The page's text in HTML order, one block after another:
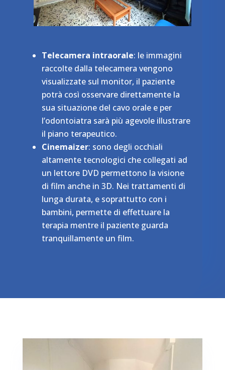
Telecamera intraorale: le immagini
raccolte dalla telecamera vengono
visualizzate sul monitor, il paziente
potrà così osservare direttamente la
sua situazione del cavo orale e per
l’odontoiatra sarà più agevole illustrare
il piano terapeutico.
Cinemaizer: sono degli occhiali
altamente tecnologici che collegati ad
un lettore DVD permettono la visione
di film anche in 3D. Nei trattamenti di
lunga durata, e soprattutto con i
bambini, permette di effettuare la
terapia mentre il paziente guarda
tranquillamente un film.